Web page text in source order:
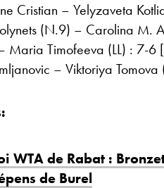
Cristian – Yelyzaveta
(N.9) – Carolina M.
Maria Timofeeva (LL) : 7-6
– Viktoriya
WTA de Rabat :
de Burel